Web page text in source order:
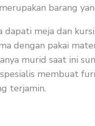
barang
dapati meja dan
dengan pakai
murid saat ini
membuat
terjamin.